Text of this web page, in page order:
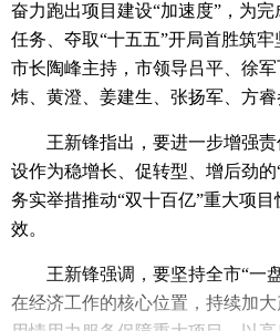
奋力跑出项目建设“加速度”，为
任务、夺取“十五五”开局首胜筑牢
市长陶峰主持，市领导吕平、徐
炜、黄澄、姜建生、张扬军、方睿
王新锋指出，要进一步增强
设作为稳增长、促转型、增后劲
务实举措推动“双十百亿”重大项
效。
王新锋强调，要坚持全市“一
在经济工作的核心位置，持续加